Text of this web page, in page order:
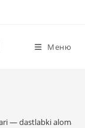
Меню
— dastlabki